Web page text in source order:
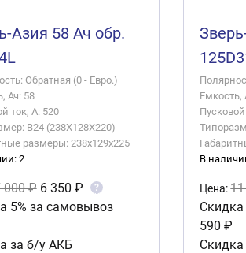
Азия 58 Ач обр.
Обратная (0 - Евро.)
Ач: 58
ток, А: 520
B24 (238X128X220)
размеры: 238x129x225
2
000 ₽ 6 350 ₽ ?
5% за самовывоз
за б/у АКБ
Емкость,
В
Цена:
590 ₽